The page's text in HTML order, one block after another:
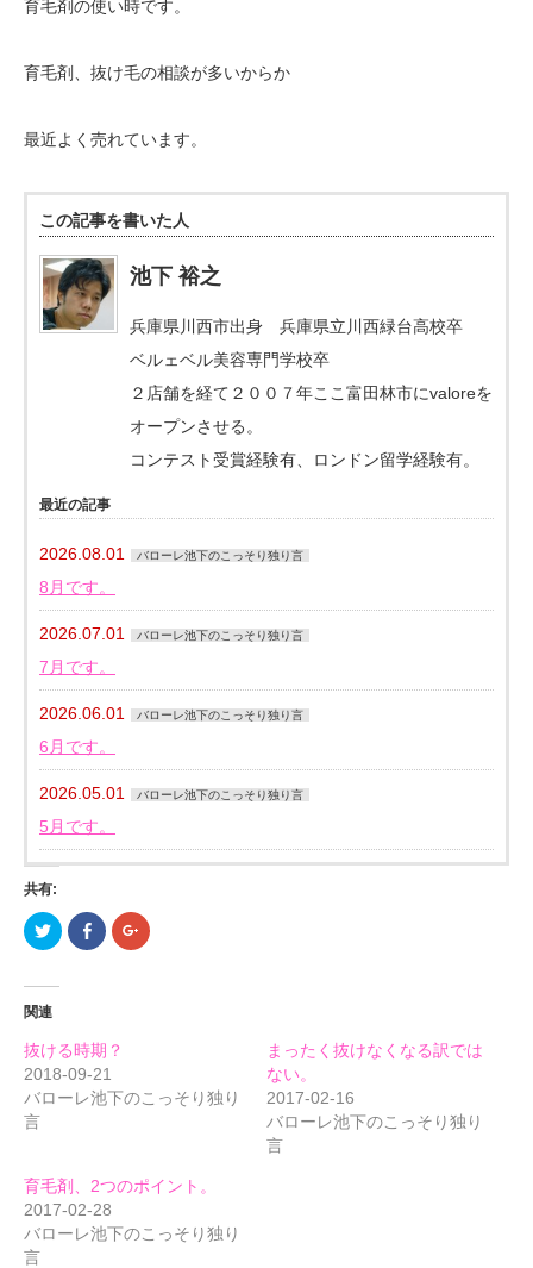
育毛剤の使い時です。
育毛剤、抜け毛の相談が多いからか
最近よく売れています。
この記事を書いた人
池下 裕之
兵庫県川西市出身 兵庫県立川西緑台高校卒
ベルェベル美容専門学校卒
２店舗を経て２００７年ここ富田林市にvaloreを
オープンさせる。
コンテスト受賞経験有、ロンドン留学経験有。
最近の記事
2026.08.01 バローレ池下のこっそり独り言
8月です。
2026.07.01 バローレ池下のこっそり独り言
7月です。
2026.06.01 バローレ池下のこっそり独り言
6月です。
2026.05.01 バローレ池下のこっそり独り言
5月です。
共有:
ク
リ
し
共
有
(新
し
い
で
開
き
ま
す)
Facebook
で
ク
リ
ッ
ク
し
(新
し
い
ウ
ィ
ク
リ
い
で
開
ま
す)
関連
抜ける時期？
2018-09-21
バローレ池下のこっそり独り
言
まったく抜けなくなる訳では
ない。
2017-02-16
バローレ池下のこっそり独り
言
育毛剤、2つのポイント。
2017-02-28
バローレ池下のこっそり独り
言